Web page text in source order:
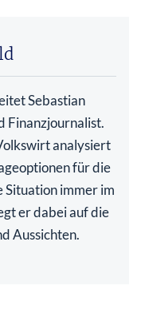
Sebastian
Finanzjournalist.
analysiert
für die
Situation immer im
er dabei auf die
Aussichten.